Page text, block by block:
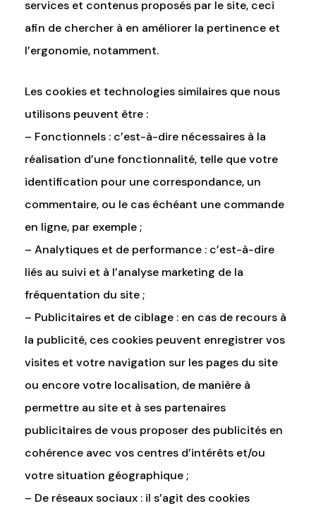
services et contenus proposés par le site, ceci
afin de chercher à en améliorer la pertinence et
l’ergonomie, notamment.
Les cookies et technologies similaires que nous
utilisons peuvent être :
– Fonctionnels : c’est-à-dire nécessaires à la
réalisation d’une fonctionnalité, telle que votre
identification pour une correspondance, un
commentaire, ou le cas échéant une commande
en ligne, par exemple ;
– Analytiques et de performance : c’est-à-dire
liés au suivi et à l’analyse marketing de la
fréquentation du site ;
– Publicitaires et de ciblage : en cas de recours à
la publicité, ces cookies peuvent enregistrer vos
visites et votre navigation sur les pages du site
ou encore votre localisation, de manière à
permettre au site et à ses partenaires
publicitaires de vous proposer des publicités en
cohérence avec vos centres d’intérêts et/ou
votre situation géographique ;
– De réseaux sociaux : il s’agit des cookies